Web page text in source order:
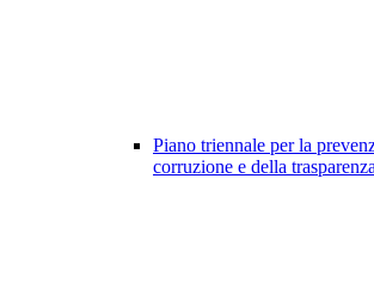
Piano triennale per la
corruzione e della trasparenza